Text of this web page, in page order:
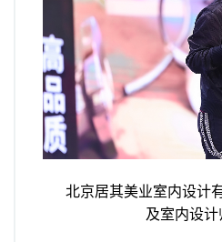
北京居其美业室内设计
及室内设计